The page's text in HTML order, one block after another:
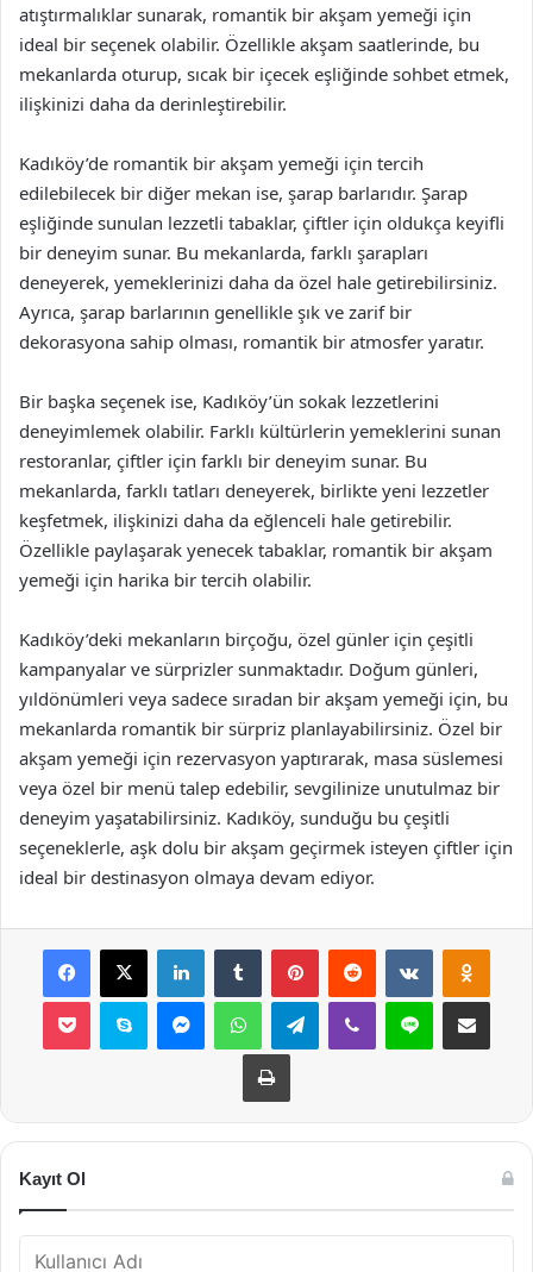
atıştırmalıklar sunarak, romantik bir akşam yemeği için
ideal bir seçenek olabilir. Özellikle akşam saatlerinde, bu
mekanlarda oturup, sıcak bir içecek eşliğinde sohbet etmek,
ilişkinizi daha da derinleştirebilir.
Kadıköy’de romantik bir akşam yemeği için tercih
edilebilecek bir diğer mekan ise, şarap barlarıdır. Şarap
eşliğinde sunulan lezzetli tabaklar, çiftler için oldukça keyifli
bir deneyim sunar. Bu mekanlarda, farklı şarapları
deneyerek, yemeklerinizi daha da özel hale getirebilirsiniz.
Ayrıca, şarap barlarının genellikle şık ve zarif bir
dekorasyona sahip olması, romantik bir atmosfer yaratır.
Bir başka seçenek ise, Kadıköy’ün sokak lezzetlerini
deneyimlemek olabilir. Farklı kültürlerin yemeklerini sunan
restoranlar, çiftler için farklı bir deneyim sunar. Bu
mekanlarda, farklı tatları deneyerek, birlikte yeni lezzetler
keşfetmek, ilişkinizi daha da eğlenceli hale getirebilir.
Özellikle paylaşarak yenecek tabaklar, romantik bir akşam
yemeği için harika bir tercih olabilir.
Kadıköy’deki mekanların birçoğu, özel günler için çeşitli
kampanyalar ve sürprizler sunmaktadır. Doğum günleri,
yıldönümleri veya sadece sıradan bir akşam yemeği için, bu
mekanlarda romantik bir sürpriz planlayabilirsiniz. Özel bir
akşam yemeği için rezervasyon yaptırarak, masa süslemesi
veya özel bir menü talep edebilir, sevgilinize unutulmaz bir
deneyim yaşatabilirsiniz. Kadıköy, sunduğu bu çeşitli
seçeneklerle, aşk dolu bir akşam geçirmek isteyen çiftler için
ideal bir destinasyon olmaya devam ediyor.
Facebook
X LinkedInTumblr PinterestReddit VKontakte
Pocket Skype MessengerWhatsAppTelegramViber Line E-Posta ile
Yazdır
Kayıt Ol